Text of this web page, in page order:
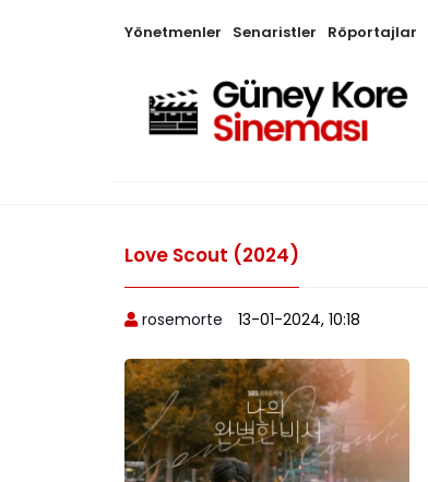
Yönetmenler Senaristler Röportajlar
Love Scout (2024)
rosemorte 13-01-2024, 10:18